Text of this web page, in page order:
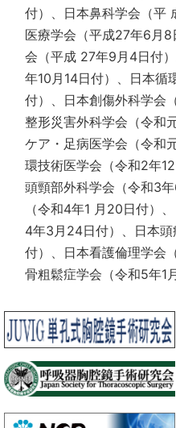
付）、日本鼻科学会（平
医療学会（平成27年6月
会（平成 27年9月4日付
年10月14日付）、日本循
付）、日本創傷外科学会
整形災害外科学会（令和
ケア・足病医学会（令和
環技術医学会（令和2年
頭頸部外科学会（令和3
（令和4年1 月20日付）
4年3月24日付）、日本
付）、日本看護倫理学会
骨粗鬆症学会（令和5年1